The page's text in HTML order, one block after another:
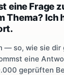
eine Frage
Thema? Ich
— so, wie sie dir
eine
geprüften